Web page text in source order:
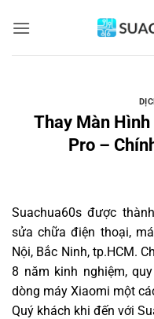
qua
Thay Màn
Pro –
Suachua60s được
sửa chữa điện thoại,
Nội, Bắc Ninh, tp.HCM.
8 năm kinh nghiệm,
dòng máy Xiaomi một
Quý khách khi đến với